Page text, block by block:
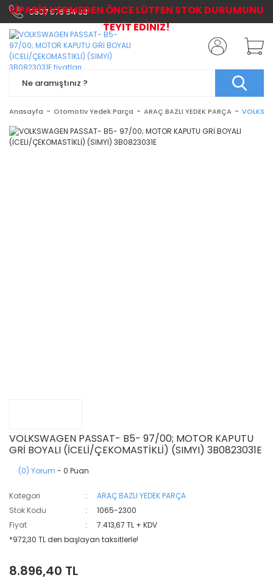
0507 576 64 03
Anasayfa Otomotiv Yedek Parça ARAÇ BAZLI YEDEK PARÇA
VOLKSWAGEN PASSAT- B5- 97/00; MOTOR KAPUTU
GRİ BOYALI (İCELİ/ÇEKOMASTİKLİ) (SIMYI) 3B0823031E
(0) Yorum - 0 Puan
Kategori
ARAÇ BAZLI YEDEK PARÇA
Stok Kodu
1065-2300
Fiyat
7.413,67 TL + KDV
*972,30 TL den başlayan taksitlerle!
8.896,40 TL
SİPARİŞ VERMEDEN ÖNCE LÜTFEN STOK DURUMUNU
TEYİT EDİNİZ!